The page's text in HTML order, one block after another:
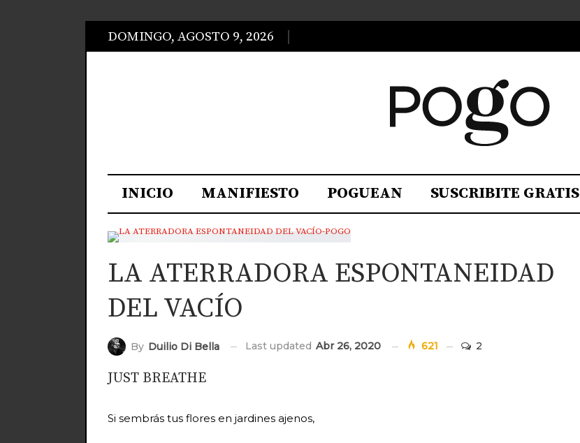
DOMINGO, AGOSTO 9, 2026
INICIO MANIFIESTO POGUEAN SUSCRIBITE GRATIS
LA ATERRADORA ESPONTANEIDAD
DEL VACÍO
By Duilio Di Bella Last updated Abr 26, 2020 621 2
JUST BREATHE
Si sembrás tus flores en jardines ajenos,